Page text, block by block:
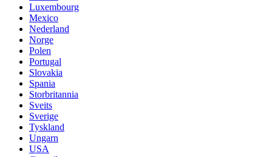
Luxembourg
Mexico
Nederland
Norge
Polen
Portugal
Slovakia
Spania
Storbritannia
Sveits
Sverige
Tyskland
Ungarn
USA